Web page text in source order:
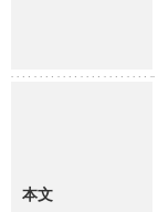
本文